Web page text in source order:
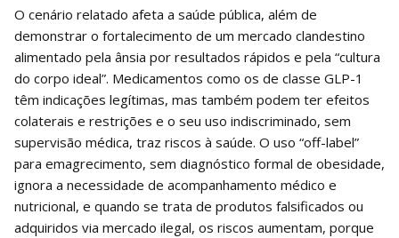
O cenário relatado afeta a saúde pública, além de
demonstrar o fortalecimento de um mercado clandestino
alimentado pela ânsia por resultados rápidos e pela “cultura
do corpo ideal”. Medicamentos como os de classe GLP-1
têm indicações legítimas, mas também podem ter efeitos
colaterais e restrições e o seu uso indiscriminado, sem
supervisão médica, traz riscos à saúde. O uso “off-label”
para emagrecimento, sem diagnóstico formal de obesidade,
ignora a necessidade de acompanhamento médico e
nutricional, e quando se trata de produtos falsificados ou
adquiridos via mercado ilegal, os riscos aumentam, porque